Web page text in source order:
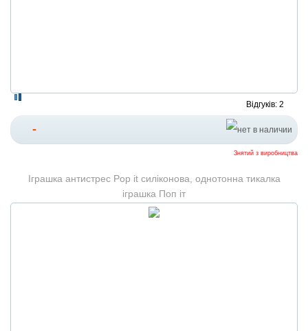
Відгуків: 2
-
Знятий з виробництва
Іграшка антистрес Pop it силіконова, однотонна тикалка
іграшка Поп іт